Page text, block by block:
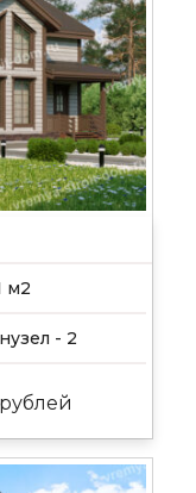
м2
- 2
рублей